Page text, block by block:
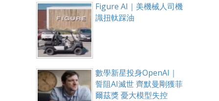
Figure AI｜美機械人司機
識扭軚踩油
數學新星投身OpenAI｜
誓阻AI滅世 齊默曼剛獲菲
爾茲獎 憂大模型失控